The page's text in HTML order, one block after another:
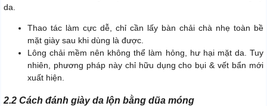
da.
Thao tác làm cực dễ, chỉ cần lấy bàn chải chà nhẹ toàn bề
mặt giày sau khi dùng là được.
Lông chải mềm nên không thể làm hỏng, hư hại mặt da. Tuy
nhiên, phương pháp này chỉ hữu dụng cho bụi & vết bẩn mới
xuất hiện.
2.2 Cách đánh giày da lộn bằng dũa móng